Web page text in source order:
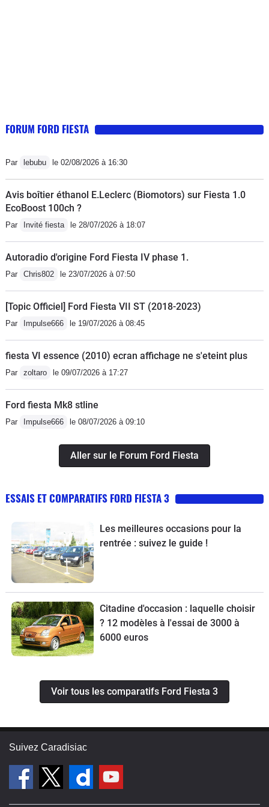
FORUM FORD FIESTA
Par lebubu le 02/08/2026 à 16:30
Avis boîtier éthanol E.Leclerc (Biomotors) sur Fiesta 1.0
EcoBoost 100ch ?
Par Invité fiesta le 28/07/2026 à 18:07
Autoradio d'origine Ford Fiesta IV phase 1.
Par Chris802 le 23/07/2026 à 07:50
[Topic Officiel] Ford Fiesta VII ST (2018-2023)
Par Impulse666 le 19/07/2026 à 08:45
fiesta VI essence (2010) ecran affichage ne s'eteint plus
Par zoltaro le 09/07/2026 à 17:27
Ford fiesta Mk8 stline
Par Impulse666 le 08/07/2026 à 09:10
Aller sur le Forum Ford Fiesta
ESSAIS ET COMPARATIFS FORD FIESTA 3
Les meilleures occasions pour la
rentrée : suivez le guide !
Citadine d'occasion : laquelle choisir
? 12 modèles à l'essai de 3000 à
6000 euros
Voir tous les comparatifs Ford Fiesta 3
Suivez Caradisiac